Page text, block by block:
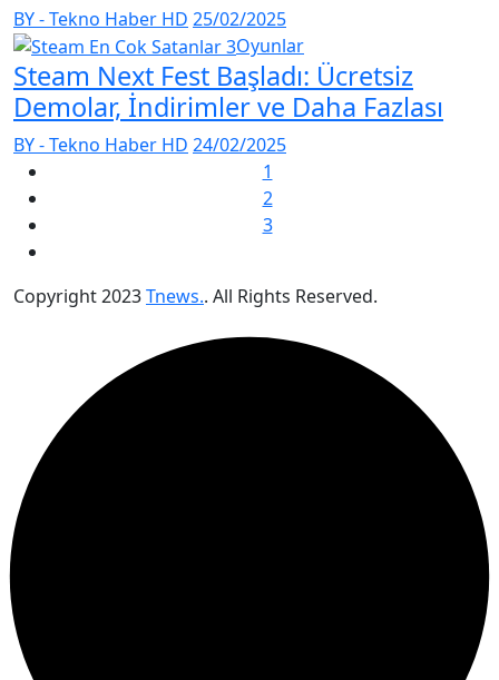
BY - Tekno Haber HD 25/02/2025
Oyunlar
Steam Next Fest Başladı: Ücretsiz
Demolar, İndirimler ve Daha Fazlası
BY - Tekno Haber HD 24/02/2025
1
2
3
Copyright2023Tnews.. All Rights Reserved.